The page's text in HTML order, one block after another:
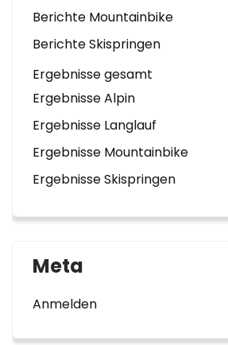
Berichte Mountainbike
Berichte Skispringen
Ergebnisse gesamt
Ergebnisse Alpin
Ergebnisse Langlauf
Ergebnisse Mountainbike
Ergebnisse Skispringen
Meta
Anmelden